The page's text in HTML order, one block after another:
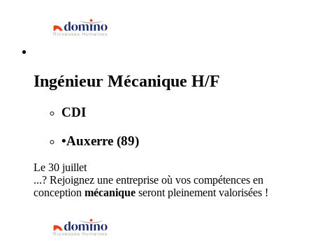
Ingénieur Mécanique H/F
CDI
•Auxerre (89)
Le 30 juillet
...? Rejoignez une entreprise où vos compétences en
conception mécanique seront pleinement valorisées !